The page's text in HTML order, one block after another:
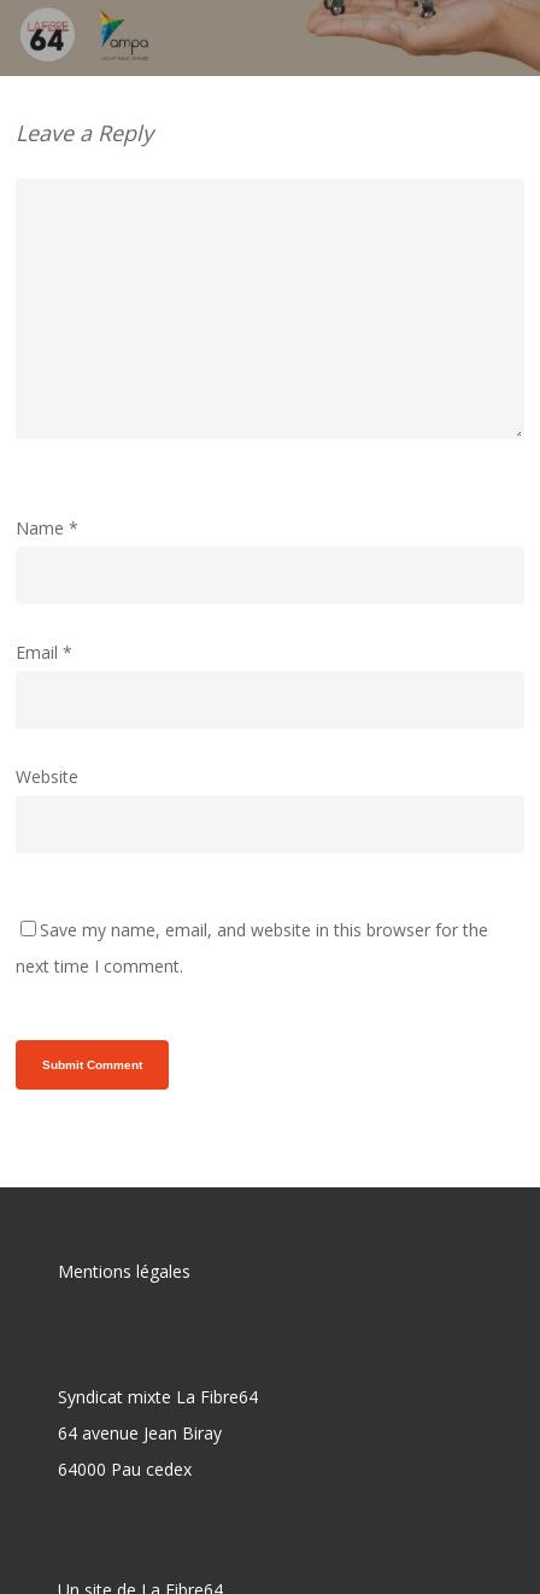
Leave a Reply
Name*
Email*
Website
Save my name, email, and website in this browser for the
next time I comment.
Mentions légales
Syndicat mixte La Fibre64
64 avenue Jean Biray
64000 Pau cedex